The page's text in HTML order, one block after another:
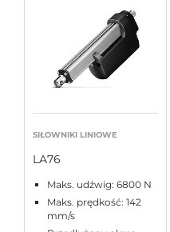
SIŁOWNIKI LINIOWE
LA76
Maks. udźwig: 6800 N
Maks. prędkość: 142
mm/s